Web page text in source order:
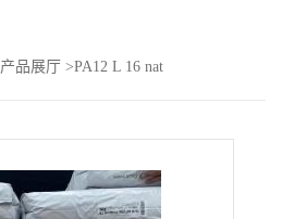
产品展厅 >PA12 L 16 nat